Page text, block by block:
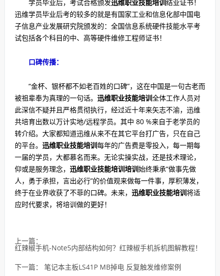
学员毕业后，考试合格颁发迅维职业技能培训结业证书！
迅维学员毕业后考的较多的就是有国家工业和信息化部中国电
子信息产业发展研究院颁发的：全国信息系统硬件技能水平考
试包括各个科目的中、高等硬件维修工程师证书！
口碑传播：
“金杯、银杯都不如老百姓的口碑”，这在中国是一句古老而
被祖辈奉为真理的一句话。 迅维职业技能培训全体工作人员对
此深信不疑并且严格贯彻执行，经过近十年来矢志不渝，迅维
共培育出数以万计实地/远程学员。其中 80 %来自于老学员的
转介绍。大家都知道迅维从来不在其它平台打广告，只在自己
的平台。 迅维职业技能培训每年的广告费是零投入，每一期每
一届的学员，大都慕名而来。无论实操实战，还是技术理论，
仰或是服务理念， 迅维职业技能培训培训始终秉承“做事先做
人，勇于承担，言出必行”的价值观来做每一件事，厚积薄发，
终于在业界收获了不菲的口碑。未来， 迅维职业技能培训将适
应时代要求，将培训做的更好！
上一篇：
红辣椒手机-Note5内部结构如何？红辣椒手机拆机图解教程！
下一篇： 笔记本主板LS41P MB掉电 反复触发维修案例